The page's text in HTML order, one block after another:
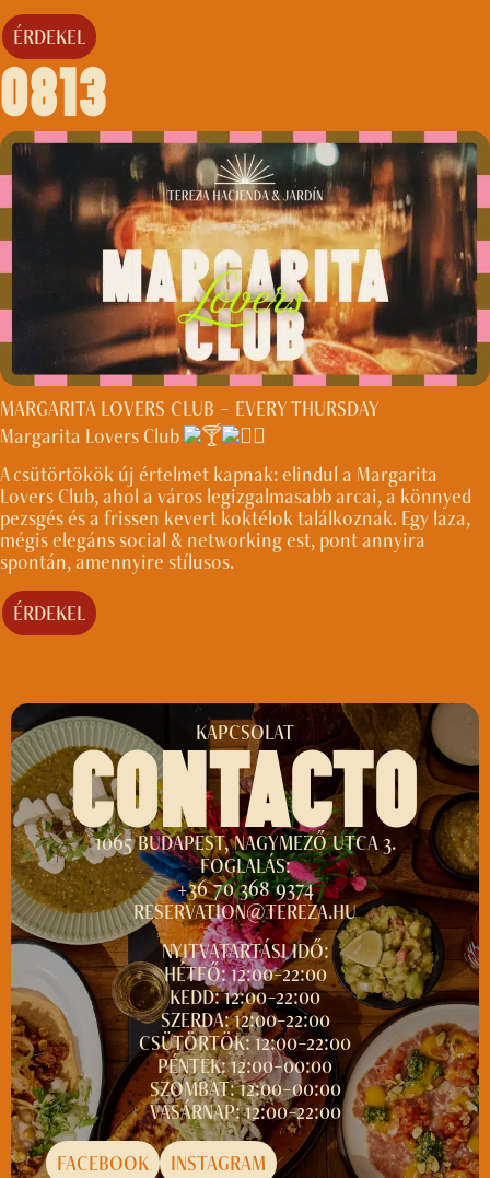
ÉRDEKEL
0813
MARGARITA LOVERS CLUB – EVERY THURSDAY
Margarita Lovers Club
A csütörtökök új értelmet kapnak: elindul a Margarita
Lovers Club, ahol a város legizgalmasabb arcai, a könnyed
pezsgés és a frissen kevert koktélok találkoznak. Egy laza,
mégis elegáns social & networking est, pont annyira
spontán, amennyire stílusos.
ÉRDEKEL
KAPCSOLAT
CONTACTO
1065 BUDAPEST, NAGYMEZŐ UTCA 3.
FOGLALÁS:
+36 70 368 9374
RESERVATION@TEREZA.HU
NYITVATARTÁSI IDŐ:
HÉTFŐ: 12:00–22:00
KEDD: 12:00–22:00
SZERDA: 12:00–22:00
CSÜTÖRTÖK: 12:00–22:00
PÉNTEK: 12:00–00:00
SZOMBAT: 12:00–00:00
VASÁRNAP: 12:00–22:00
FACEBOOK
INSTAGRAM